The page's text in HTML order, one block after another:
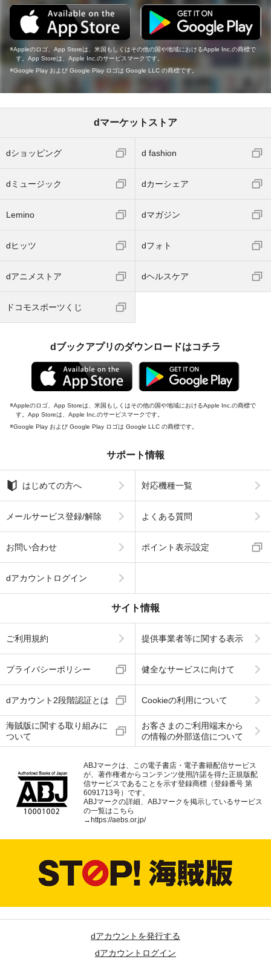
Appleのロゴ、App Storeは、米国もしくはその他の国や地域におけるApple Inc.の商標で
す。App Storeは、Apple Inc.のサービスマークです。
Google Play および Google Play ロゴは Google LLC の商標です。
dマーケットストア
dショッピング d fashion
dミュージック dカーシェア
Lemino dマガジン
dヒッツ dフォト
dアニメストア dヘルスケア
ドコモスポーツくじ
dブックアプリのダウンロードはコチラ
Appleのロゴ、App Storeは、米国もしくはその他の国や地域におけるApple Inc.の商標で
す。App Storeは、Apple Inc.のサービスマークです。
Google Play および Google Play ロゴは Google LLC の商標です。
サポート情報
はじめての方へ 対応機種一覧
メールサービス登録/解除 よくある質問
お問い合わせ ポイント表示設定
dアカウントログイン
サイト情報
ご利用規約 提供事業者等に関する表示
プライバシーポリシー 健全なサービスに向けて
dアカウント2段階認証とは Cookieの利用について
海賊版に関する取り組みに
ついて
お客さまのご利用端末から
の情報の外部送信について
ABJマークは、この電子書店・電子書籍配信サービス
が、著作権者からコンテンツ使用許諾を得た正規版配
信サービスであることを示す登録商標（登録番号 第
6091713号）です。
ABJマークの詳細、ABJマークを掲示しているサービス
の一覧はこちら
→ https://aebs.or.jp/
dアカウントを発行する
dアカウントログイン